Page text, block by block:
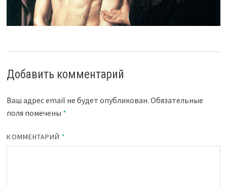
Добавить комментарий
Ваш адрес email не будет опубликован. Обязательные
поля помечены *
КОММЕНТАРИЙ *